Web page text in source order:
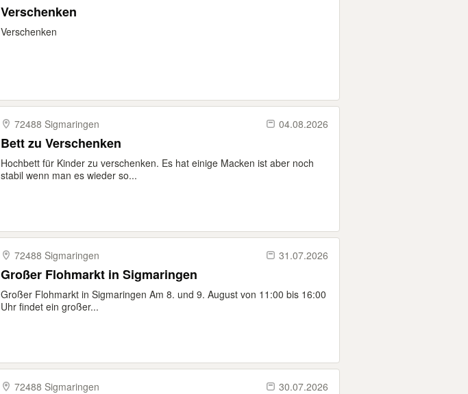
Verschenken
Verschenken
72488 Sigmaringen 04.08.2026
Bett zu Verschenken
Hochbett für Kinder zu verschenken. Es hat einige Macken ist aber noch
stabil wenn man es wieder so...
72488 Sigmaringen 31.07.2026
Großer Flohmarkt in Sigmaringen
Großer Flohmarkt in Sigmaringen Am 8. und 9. August von 11:00 bis 16:00
Uhr findet ein großer...
72488 Sigmaringen 30.07.2026